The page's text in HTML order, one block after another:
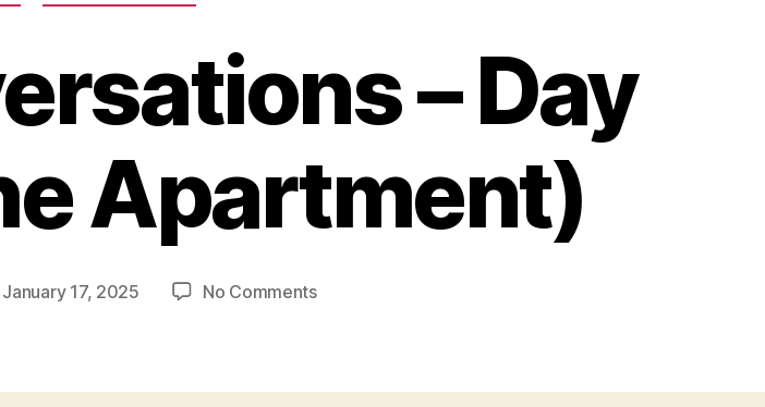
– Day
Apartment)
January 17, 2025 No Commentson
Day